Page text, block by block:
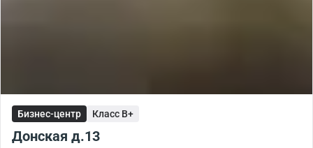
Бизнес-центр Класс B+
Донская д.13